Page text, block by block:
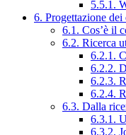
5.5.1.
6. Progettazione dei
6.1. Cos’è il
6.2. Ricerca
6.2.1.
6.2.2.
6.2.3.
6.2.4.
6.3. Dalla
6.3.1.
6.3.2.